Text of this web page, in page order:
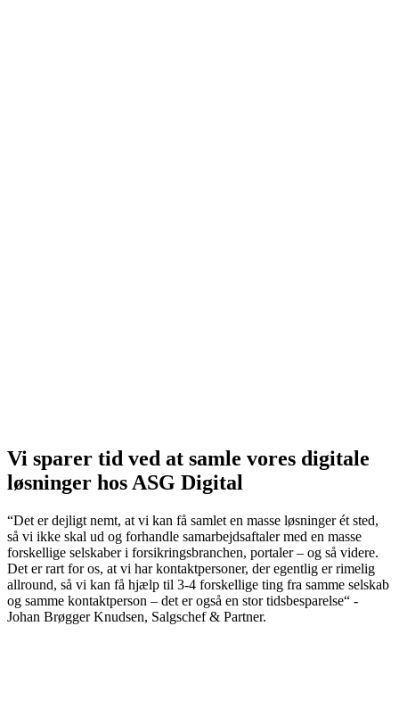
Vi sparer tid ved at samle vores digitale
løsninger hos ASG Digital
“Det er dejligt nemt, at vi kan få samlet en masse løsninger ét sted,
så vi ikke skal ud og forhandle samarbejdsaftaler med en masse
forskellige selskaber i forsikringsbranchen, portaler – og så videre.
Det er rart for os, at vi har kontaktpersoner, der egentlig er rimelig
allround, så vi kan få hjælp til 3-4 forskellige ting fra samme selskab
og samme kontaktperson – det er også en stor tidsbesparelse“ -
Johan Brøgger Knudsen, Salgschef & Partner.